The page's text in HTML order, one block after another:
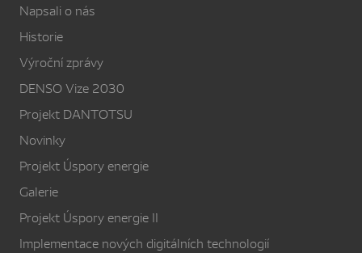
Napsali o nás
Historie
Výroční zprávy
DENSO Vize 2030
Projekt DANTOTSU
Novinky
Projekt Úspory energie
Galerie
Projekt Úspory energie II
Implementace nových digitálních technologií